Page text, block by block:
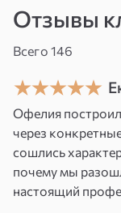
с именем, и
на жизнь,
Отсюда —
и трудности
ситуации,
Отзывы
Всего 146
Офелия
через
сошлись
почему мы
настоящий